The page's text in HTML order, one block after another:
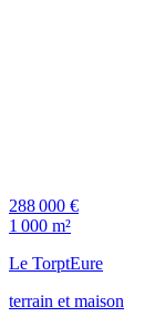
288 000 €
1 000 m²
Le TorptEure
terrain et maison